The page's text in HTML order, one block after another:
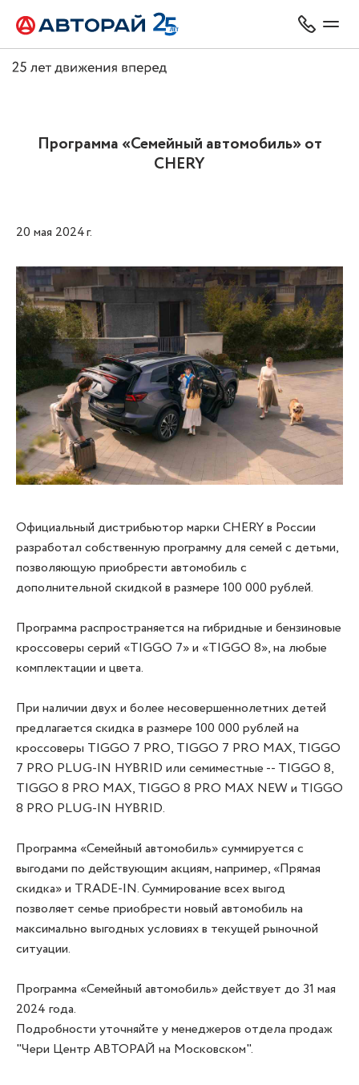
Программа «Семейный автомобиль» от
CHERY
20 мая 2024 г.
Официальный дистрибьютор марки CHERY в России
разработал собственную программу для семей с детьми,
позволяющую приобрести автомобиль с
дополнительной скидкой в размере 100 000 рублей.
Программа распространяется на гибридные и бензиновые
кроссоверы серий «TIGGO 7» и «TIGGO 8», на любые
комплектации и цвета.
При наличии двух и более несовершеннолетних детей
предлагается скидка в размере 100 000 рублей на
кроссоверы TIGGO 7 PRO, TIGGO 7 PRO MAX, TIGGO
7 PRO PLUG-IN HYBRID или семиместные -- TIGGO 8,
TIGGO 8 PRO MAX, TIGGO 8 PRO MAX NEW и TIGGO
8 PRO PLUG-IN HYBRID.
Программа «Семейный автомобиль» суммируется с
выгодами по действующим акциям, например, «Прямая
скидка» и TRADE-IN. Суммирование всех выгод
позволяет семье приобрести новый автомобиль на
максимально выгодных условиях в текущей рыночной
ситуации.
Программа «Семейный автомобиль» действует до 31 мая
2024 года.
Подробности уточняйте у менеджеров отдела продаж
"Чери Центр АВТОРАЙ на Московском".